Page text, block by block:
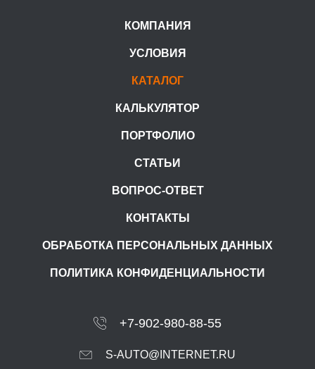
КОМПАНИЯ
УСЛОВИЯ
КАТАЛОГ
КАЛЬКУЛЯТОР
ПОРТФОЛИО
СТАТЬИ
ВОПРОС-ОТВЕТ
КОНТАКТЫ
ОБРАБОТКА ПЕРСОНАЛЬНЫХ ДАННЫХ
ПОЛИТИКА КОНФИДЕНЦИАЛЬНОСТИ
+7-902-980-88-55
S-AUTO@INTERNET.RU